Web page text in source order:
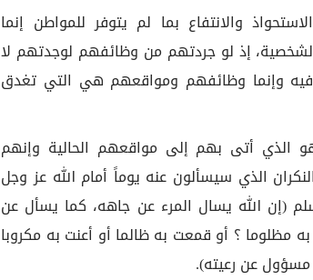
والانتفاع بما لم يتوفر للمواطن إنما
إذ لو جردتهم من وظائفهم لوجدتهم لا
وإنما وظائفهم ومواقعهم هي التي تغدق
الذي أتى بهم إلى مواقعهم الحالية وإنهم
الذي سيسألون عنه يوماً أمام الله عز وجل
(إن الله يسال المرء عن جاهه، كما يسأل عن
مظلوما ؟ أو قمعت به ظالما أو أعنت به مكروبا
مسؤول عن رعيته).